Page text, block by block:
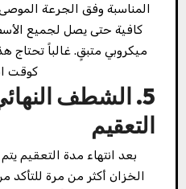
المناسبة وفق الجرعة
كافية حتى يصل لجميع
ميكروبي متبقٍ. غالباً تحتاج
كوقت
5. الشطف النهائي
التعقيم
بعد انتهاء مدة التعقيم
الخزان أكثر من مرة للتأكد